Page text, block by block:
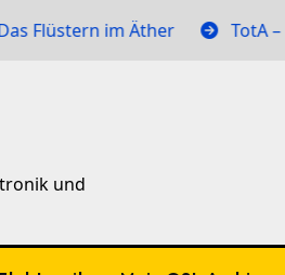
im Äther TotA –
und